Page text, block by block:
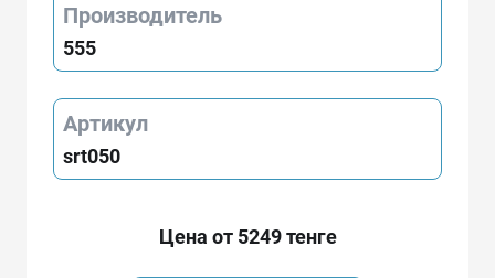
Производитель
555
Артикул
srt050
Цена от 5249 тенге